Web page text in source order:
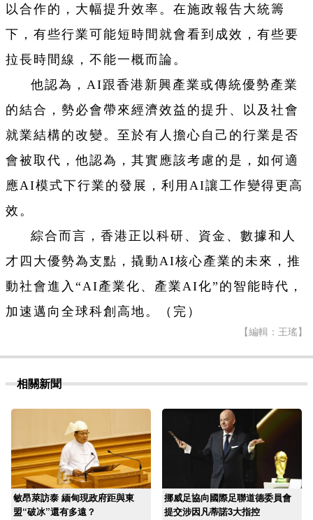
以合作的，大幅提升效率。在施政報告大統籌
下，有些行業可能短時間就會看到成效，有些要
拉長時間線，不能一概而論。
他認為，AI跟香港新興產業或傳統優勢產業
的結合，勢必會帶來經濟效益的提升、以及社會
就業結構的改變。至於有人擔心自己的行業是否
會被取代，他認為，其實應該考慮的是，如何適
應AI模式下行業的發展，利用AI讓工作變得更高
效。
綜合而言，香港正以科研、資金、數據和人
才四大優勢為支點，撬動AI核心產業的未來，推
動社會進入“AI產業化、產業AI化”的智能時代，
加速邁向全球科創高地。（完）
【編輯：王瑤】
相關新聞
敏昂萊訪泰 緬甸現政府距與東
盟“破冰”還有多遠？
挪威足協向國際足聯道德委員會
提交涉因凡蒂諾3大指控